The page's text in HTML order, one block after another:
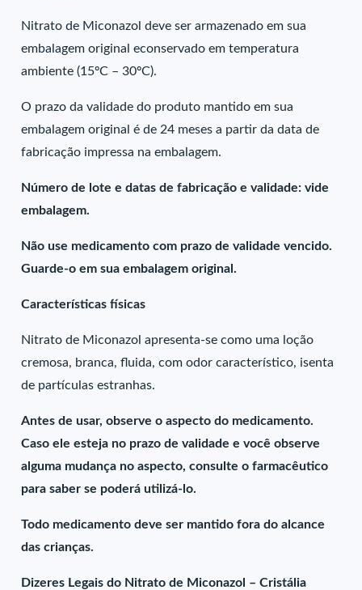
Nitrato de Miconazol deve ser armazenado em sua
embalagem original econservado em temperatura
ambiente (15ºC – 30ºC).
O prazo da validade do produto mantido em sua
embalagem original é de 24 meses a partir da data de
fabricação impressa na embalagem.
Número de lote e datas de fabricação e validade: vide
embalagem.
Não use medicamento com prazo de validade vencido.
Guarde-o em sua embalagem original.
Características físicas
Nitrato de Miconazol apresenta-se como uma loção
cremosa, branca, fluida, com odor característico, isenta
de partículas estranhas.
Antes de usar, observe o aspecto do medicamento.
Caso ele esteja no prazo de validade e você observe
alguma mudança no aspecto, consulte o farmacêutico
para saber se poderá utilizá-lo.
Todo medicamento deve ser mantido fora do alcance
das crianças.
Dizeres Legais do Nitrato de Miconazol – Cristália